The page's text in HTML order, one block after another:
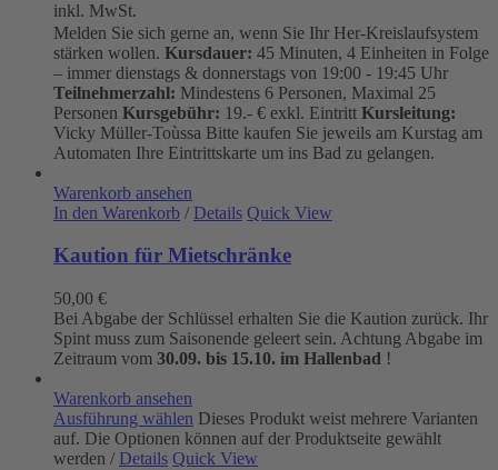
inkl. MwSt.
Melden Sie sich gerne an, wenn Sie Ihr Her-Kreislaufsystem
stärken wollen. Kursdauer: 45 Minuten, 4 Einheiten in Folge
– immer dienstags & donnerstags von 19:00 - 19:45 Uhr
Teilnehmerzahl: Mindestens 6 Personen, Maximal 25
Personen Kursgebühr: 19.- € exkl. Eintritt Kursleitung:
Vicky Müller-Toùssa Bitte kaufen Sie jeweils am Kurstag am
Automaten Ihre Eintrittskarte um ins Bad zu gelangen.
Warenkorb ansehen
In den Warenkorb / Details Quick View
Kaution für Mietschränke
50,00 €
Bei Abgabe der Schlüssel erhalten Sie die Kaution zurück. Ihr
Spint muss zum Saisonende geleert sein. Achtung Abgabe im
Zeitraum vom 30.09. bis 15.10. im Hallenbad !
Warenkorb ansehen
Ausführung wählen Dieses Produkt weist mehrere Varianten
auf. Die Optionen können auf der Produktseite gewählt
werden / Details Quick View